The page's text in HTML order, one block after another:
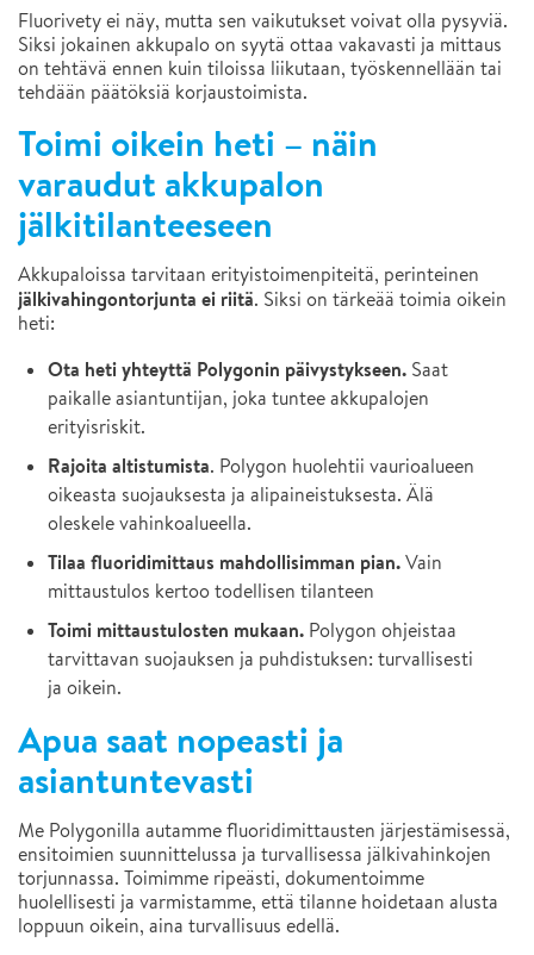
Fluorivety ei näy, mutta sen vaikutukset voivat olla pysyviä.
Siksi jokainen akkupalo on syytä ottaa vakavasti ja mittaus
on tehtävä ennen kuin tiloissa liikutaan, työskennellään tai
tehdään päätöksiä korjaustoimista.
Toimi oikein heti – näin
varaudut akkupalon
jälkitilanteeseen
Akkupaloissa tarvitaan erityistoimenpiteitä, perinteinen
jälkivahingontorjunta ei riitä. Siksi on tärkeää toimia oikein
heti:
Ota heti yhteyttä Polygonin päivystykseen. Saat
paikalle asiantuntijan, joka tuntee akkupalojen
erityisriskit.
Rajoita altistumista. Polygon huolehtii vaurioalueen
oikeasta suojauksesta ja alipaineistuksesta. Älä
oleskele vahinkoalueella.
Tilaa fluoridimittaus mahdollisimman pian.Vain
mittaustulos kertoo todellisen tilanteen
Toimi mittaustulosten mukaan. Polygon ohjeistaa
tarvittavan suojauksen ja puhdistuksen: turvallisesti
ja oikein.
Apua saat nopeasti ja
asiantuntevasti
Me Polygonilla autamme fluoridimittausten järjestämisessä,
ensitoimien suunnittelussa ja turvallisessa jälkivahinkojen
torjunnassa. Toimimme ripeästi, dokumentoimme
huolellisesti ja varmistamme, että tilanne hoidetaan alusta
loppuun oikein, aina turvallisuus edellä.